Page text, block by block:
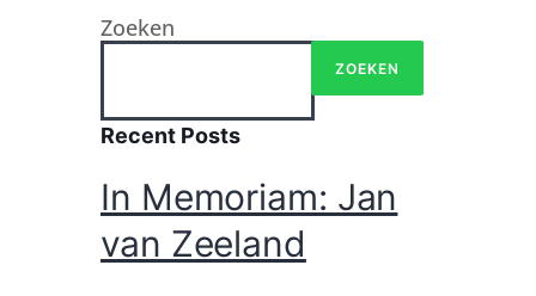
Zoeken
ZOEKEN
Recent Posts
In Memoriam: Jan
van Zeeland